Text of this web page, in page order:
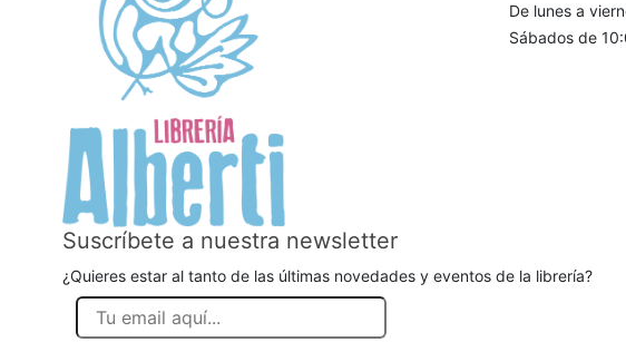
De lunes a
Sábados de
Suscríbete a nuestra newsletter
¿Quieres estar al tanto de las últimas novedades y eventos de la librería?